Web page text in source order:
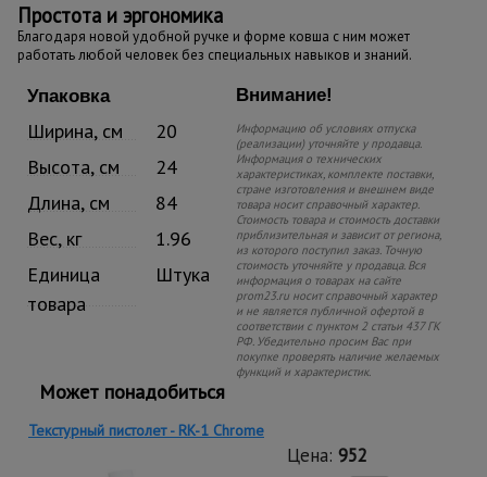
Простота и эргономика
Благодаря новой удобной ручке и форме ковша с ним может
работать любой человек без специальных навыков и знаний.
Упаковка
Ширина, см
20
Высота, см
24
Длина, см
84
Вес, кг
1.96
Единица
товара
Штука
Внимание!
Информацию об условиях отпуска
(реализации) уточняйте у продавца.
Информация о технических
характеристиках, комплекте поставки,
стране изготовления и внешнем виде
товара носит справочный характер.
Стоимость товара и стоимость доставки
приблизительная и зависит от региона,
из которого поступил заказ. Точную
стоимость уточняйте у продавца. Вся
информация о товарах на сайте
prom23.ru носит справочный характер
и не является публичной офертой в
соответствии с пунктом 2 статьи 437 ГК
РФ. Убедительно просим Вас при
покупке проверять наличие желаемых
функций и характеристик.
Может понадобиться
Текстурный пистолет - RK-1 Chrome
Цена: 952